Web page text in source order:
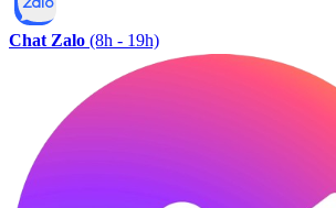
Chat Zalo (8h - 19h)